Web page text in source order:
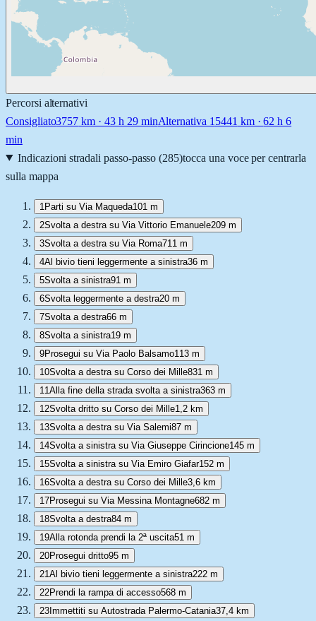
Percorsi alternativi
Consigliato3757 km ·43 h 29 minAlternativa 1 5441 km ·62 h 6
min
Indicazioni stradali passo-passo (285)tocca una voce per centrarla
sulla mappa
1 Parti su Via Maqueda101 m
2Svolta a destra su Via Vittorio Emanuele209 m
3Svolta a destra su Via Roma711 m
4Al bivio tieni leggermente a sinistra36 m
5Svolta a sinistra91 m
6Svolta leggermente a destra20 m
7Svolta a destra66 m
8Svolta a sinistra19 m
9Prosegui su Via Paolo Balsamo113 m
10Svolta a destra su Corso dei Mille831 m
11Alla fine della strada svolta a sinistra363 m
12Svolta dritto su Corso dei Mille1,2 km
13Svolta a destra su Via Salemi87 m
14Svolta a sinistra su Via Giuseppe Cirincione145 m
15Svolta a sinistra su Via Emiro Giafar152 m
16Svolta a destra su Corso dei Mille3,6 km
17Prosegui su Via Messina Montagne682 m
18Svolta a destra84 m
19Alla rotonda prendi la 2ª uscita51 m
20Prosegui dritto95 m
21Al bivio tieni leggermente a sinistra222 m
22Prendi la rampa di accesso568 m
23Immettiti su Autostrada Palermo-Catania37,4 km